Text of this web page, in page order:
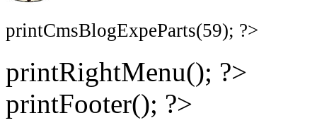
printCmsBlogExpeParts(59); ?>
printRightMenu(); ?>
printFooter(); ?>